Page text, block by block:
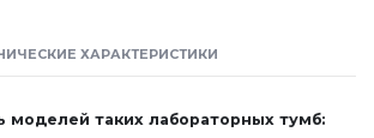
ХАРАКТЕРИСТИКИ
моделей таких лабораторных тумб: